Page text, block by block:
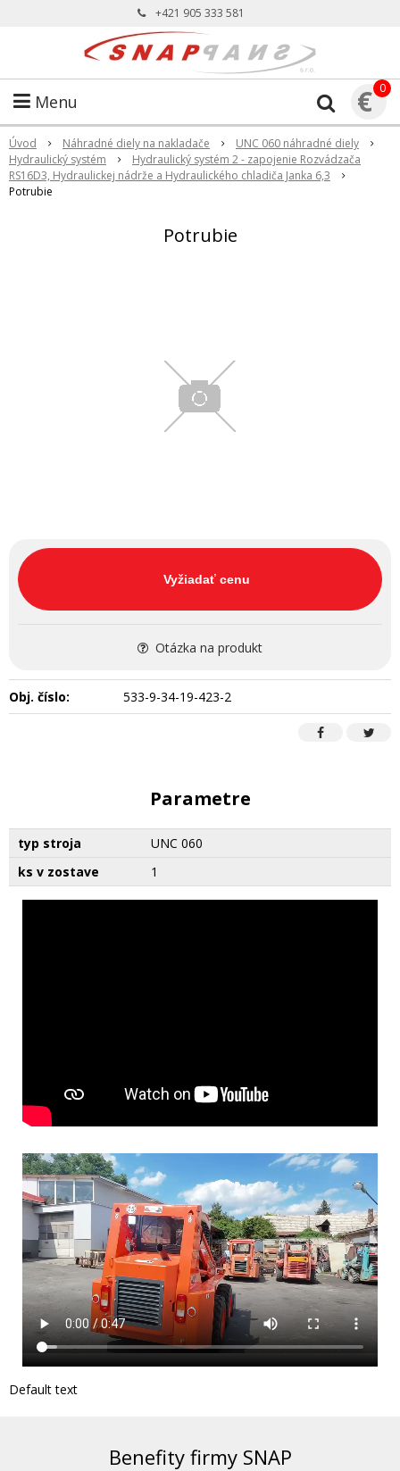
+421 905 333 581
Menu € 0
Úvod Náhradné diely na nakladače
UNC 060 náhradné diely
Hydraulický systém
Hydraulický systém 2 - zapojenie Rozvádzača
RS16D3, Hydraulickej nádrže a Hydraulického chladiča Janka 6,3
Potrubie
Potrubie
Vyžiadať cenu
Otázka na produkt
Obj. číslo: 533-9-34-19-423-2
Parametre
typ stroja
UNC 060
ks v zostave
1
Default text
Benefity firmy SNAP